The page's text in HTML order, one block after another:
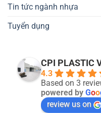
Tin tức ngành nhựa
Tuyển dụng
CPI PLASTIC
4.3
Based on 3
powered by Goo
review us on